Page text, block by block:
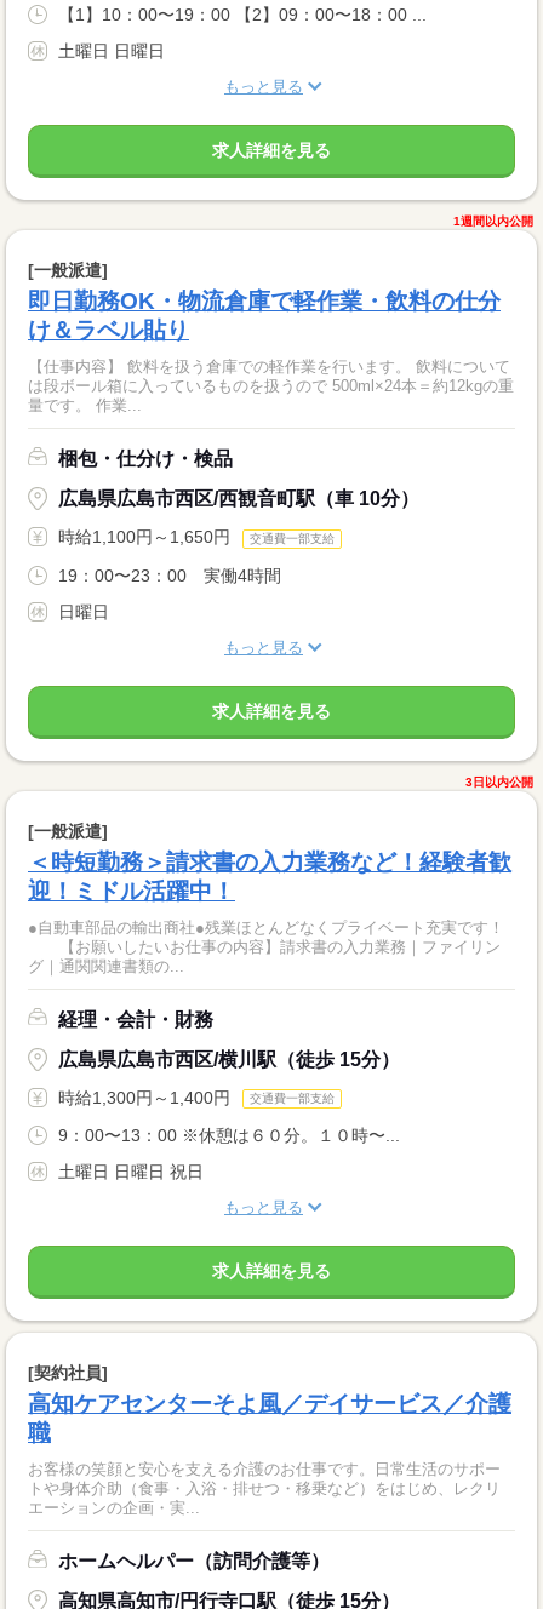
【1】10：00〜19：00 【2】09：00〜18：00 ...
土曜日 日曜日
もっと見る
求人詳細を見る
1週間以内公開
[一般派遣]
即日勤務OK・物流倉庫で軽作業・飲料の仕分
け＆ラベル貼り
【仕事内容】 飲料を扱う倉庫での軽作業を行います。 飲料について
は段ボール箱に入っているものを扱うので 500ml×24本＝約12kgの重
量です。 作業...
梱包・仕分け・検品
広島県広島市西区/西観音町駅（車 10分）
時給1,100円～1,650円 交通費一部支給
19：00〜23：00 実働4時間
日曜日
もっと見る
求人詳細を見る
3日以内公開
[一般派遣]
＜時短勤務＞請求書の入力業務など！経験者歓
迎！ミドル活躍中！
●自動車部品の輸出商社●残業ほとんどなくプライベート充実です！
【お願いしたいお仕事の内容】請求書の入力業務｜ファイリン
グ｜通関関連書類の...
経理・会計・財務
広島県広島市西区/横川駅（徒歩 15分）
時給1,300円～1,400円 交通費一部支給
9：00〜13：00 ※休憩は６０分。１０時〜...
土曜日 日曜日 祝日
もっと見る
求人詳細を見る
[契約社員]
高知ケアセンターそよ風／デイサービス／介護
職
お客様の笑顔と安心を支える介護のお仕事です。日常生活のサポー
トや身体介助（食事・入浴・排せつ・移乗など）をはじめ、レクリ
エーションの企画・実...
ホームヘルパー（訪問介護等）
高知県高知市/円行寺口駅（徒歩 15分）